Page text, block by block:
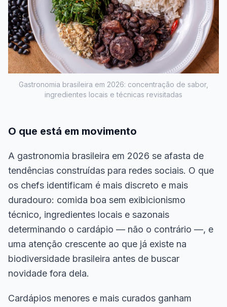
Gastronomia brasileira em 2026: concentração de sabor,
ingredientes locais e técnicas revisitadas
O que está em movimento
A gastronomia brasileira em 2026 se afasta de
tendências construídas para redes sociais. O que
os chefs identificam é mais discreto e mais
duradouro: comida boa sem exibicionismo
técnico, ingredientes locais e sazonais
determinando o cardápio — não o contrário —, e
uma atenção crescente ao que já existe na
biodiversidade brasileira antes de buscar
novidade fora dela.
Cardápios menores e mais curados ganham